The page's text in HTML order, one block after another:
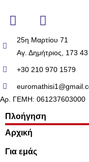
25η Μαρτίου 71
Αγ. Δημήτριος, 173 43
+30 210 970 1579
Αρ. ΓΕΜΗ: 061237603000
Πλοήγηση
Αρχική
Για εμάς